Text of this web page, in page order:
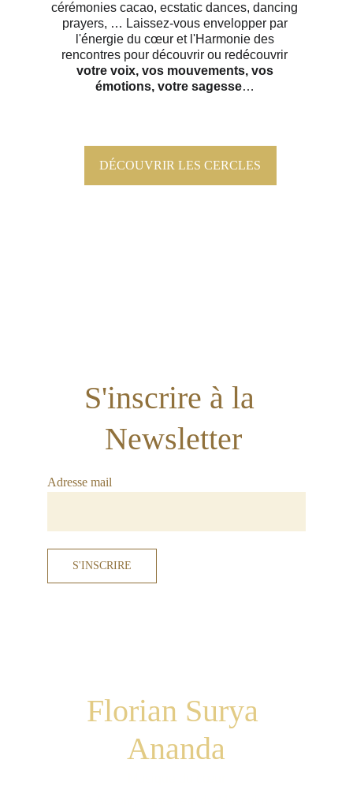
cérémonies cacao, ecstatic dances, dancing
prayers, … Laissez-vous envelopper par
l'énergie du cœur et l'Harmonie des
rencontres pour découvrir ou redécouvrir
votre voix, vos mouvements, vos
émotions, votre sagesse…
DÉCOUVRIR LES CERCLES
S'inscrire à la
Newsletter
Adresse mail
S'INSCRIRE
Florian Surya
Ananda